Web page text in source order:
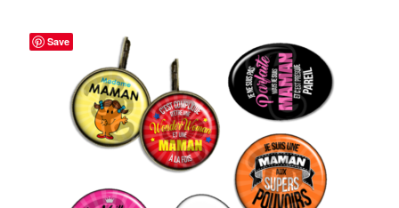
Save